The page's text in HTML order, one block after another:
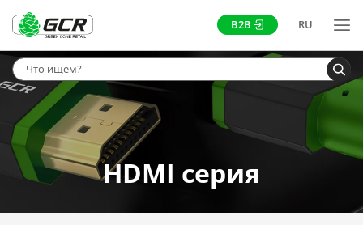
B2B RU
HDMI серия